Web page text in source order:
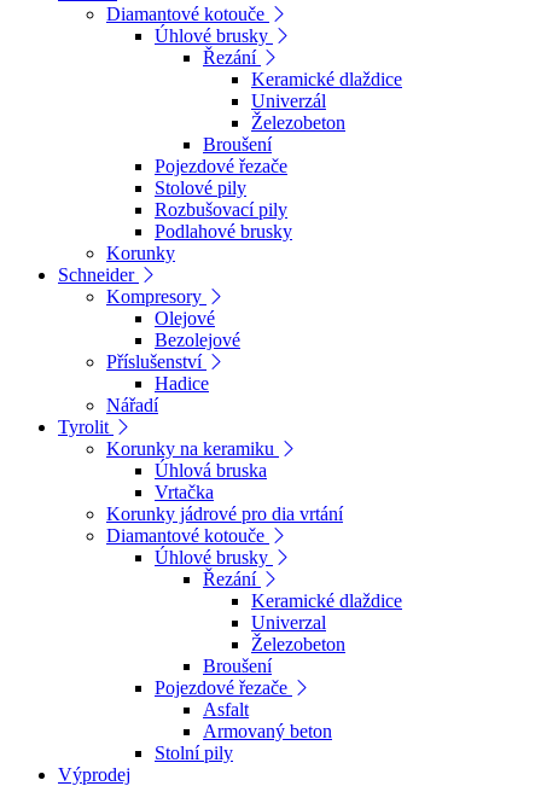
Diamantové kotouče
Úhlové brusky
Řezání
Keramické dlaždice
Univerzál
Železobeton
Broušení
Pojezdové řezače
Stolové pily
Rozbušovací pily
Podlahové brusky
Korunky
Schneider
Kompresory
Olejové
Bezolejové
Příslušenství
Hadice
Nářadí
Tyrolit
Korunky na keramiku
Úhlová bruska
Vrtačka
Korunky jádrové pro dia vrtání
Diamantové kotouče
Úhlové brusky
Řezání
Keramické dlaždice
Univerzal
Železobeton
Broušení
Pojezdové řezače
Asfalt
Armovaný beton
Stolní pily
Výprodej